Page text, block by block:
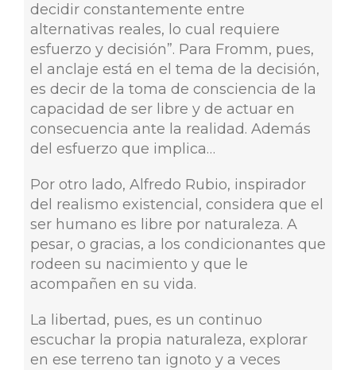
decidir constantemente entre
alternativas reales, lo cual requiere
esfuerzo y decisión”. Para Fromm, pues,
el anclaje está en el tema de la decisión,
es decir de la toma de consciencia de la
capacidad de ser libre y de actuar en
consecuencia ante la realidad. Además
del esfuerzo que implica…
Por otro lado, Alfredo Rubio, inspirador
del realismo existencial, considera que el
ser humano es libre por naturaleza. A
pesar, o gracias, a los condicionantes que
rodeen su nacimiento y que le
acompañen en su vida.
La libertad, pues, es un continuo
escuchar la propia naturaleza, explorar
en ese terreno tan ignoto y a veces